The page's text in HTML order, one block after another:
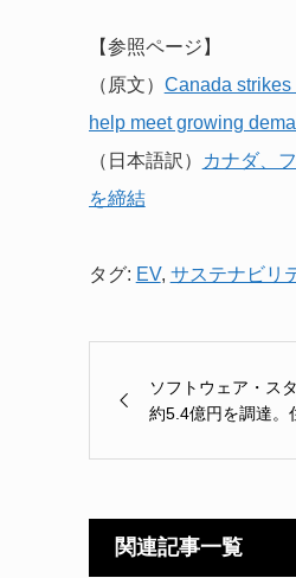
【参照ページ】
（原文） Canada
help meet growing
（日本語訳）
カナダ、
を締結
タグ: EV, サステナビリ
ソフトウェア・ス
約5.4億円を調達。
関連記事一覧